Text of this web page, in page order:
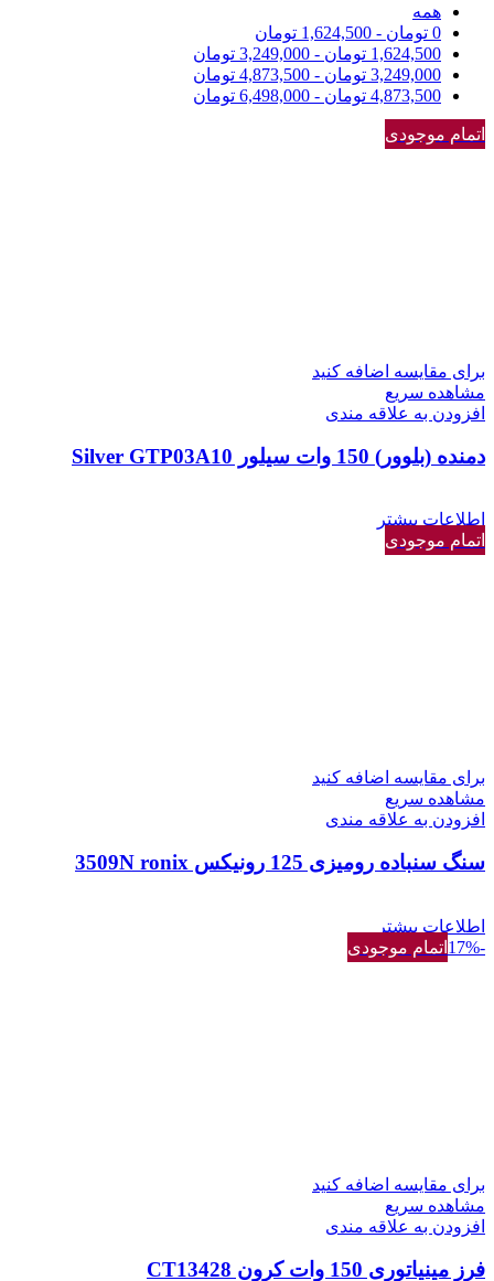
همه
0 تومان -
1,624,500 تومان
1,624,500 تومان -
3,249,000 تومان
3,249,000 تومان -
4,873,500 تومان
4,873,500 تومان -
6,498,000 تومان
اتمام موجودی
برای مقایسه اضافه کنید
مشاهده سریع
افزودن به علاقه مندی
دمنده (بلوور) 150 وات سیلور Silver GTP03A10
اطلاعات بیشتر
اتمام موجودی
برای مقایسه اضافه کنید
مشاهده سریع
افزودن به علاقه مندی
سنگ سنباده رومیزی 125 رونیکس 3509N ronix
اطلاعات بیشتر
-17%
اتمام موجودی
برای مقایسه اضافه کنید
مشاهده سریع
افزودن به علاقه مندی
فرز مینیاتوری 150 وات کرون CT13428